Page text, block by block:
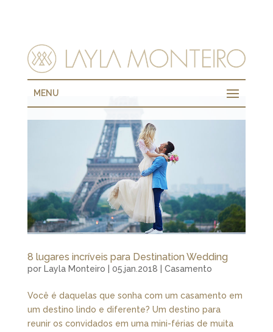
MENU
8 lugares incríveis para Destination Wedding
por Layla Monteiro 05.jan.2018 Casamento
Você é daquelas que sonha com um casamento em
um destino lindo e diferente? Um destino para
reunir os convidados em uma mini-férias de muita